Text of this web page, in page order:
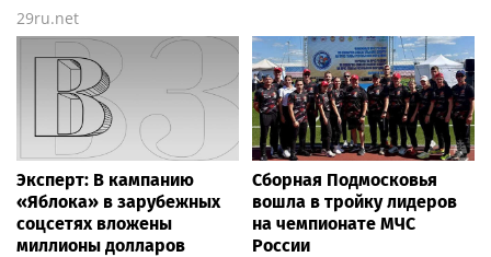
29ru.net
Эксперт: В кампанию
«Яблока» в зарубежных
соцсетях вложены
миллионы долларов
Сборная Подмосковья
вошла в тройку лидеров
на чемпионате МЧС
России